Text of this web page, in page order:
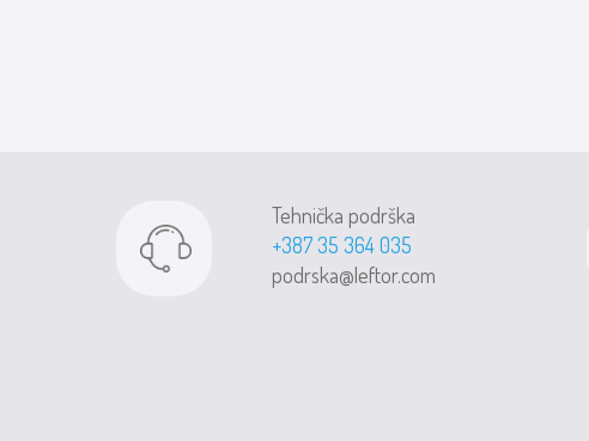
Tehnička podrška
+387 35 364 035
podrska@leftor.com